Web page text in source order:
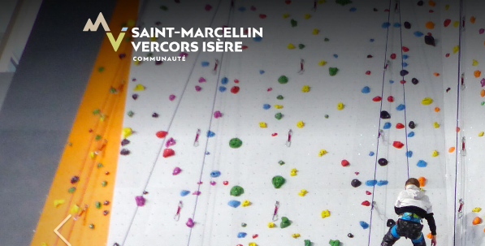
Panneau de gestion des cookies